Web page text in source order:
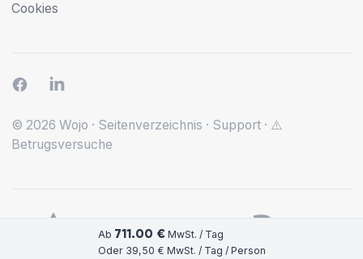
Ab 711.00 €MwSt. / Tag
Oder 39,50 € MwSt. / Tag / Person
Cookies
© 2026 Wojo · Seitenverzeichnis · Support · ⚠️
Betrugsversuche